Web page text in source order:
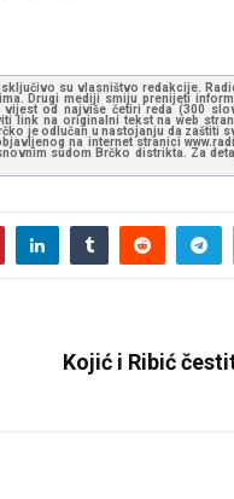
su vlasništvo redakcije.
Drugi mediji smiju prenijeti
od najviše četiri reda (300
link na originalni tekst na web
je odlučan u nastojanju da zaštiti
na internet stranici
sudom Brčko distrikta. Za
Kojić i Ribić